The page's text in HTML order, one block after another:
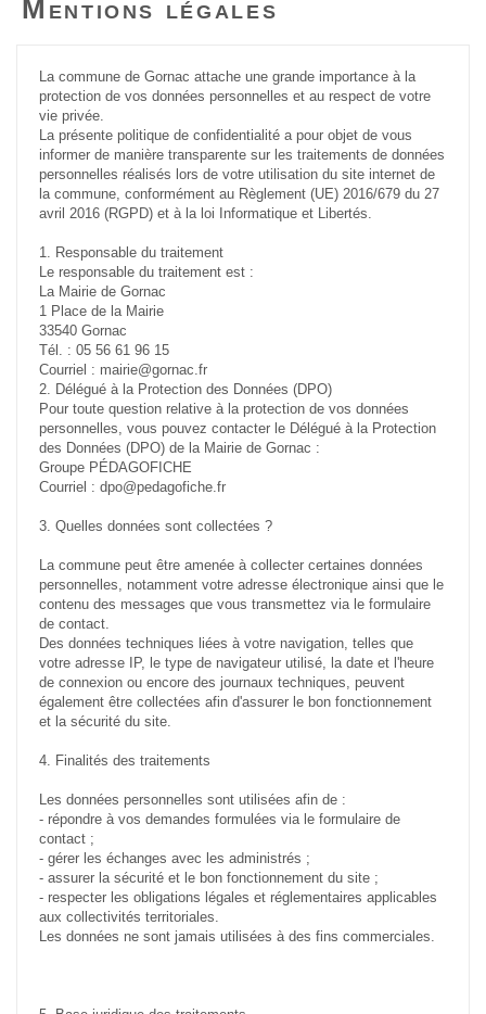
Mentions légales
La commune de Gornac attache une grande importance à la
protection de vos données personnelles et au respect de votre
vie privée.
La présente politique de confidentialité a pour objet de vous
informer de manière transparente sur les traitements de données
personnelles réalisés lors de votre utilisation du site internet de
la commune, conformément au Règlement (UE) 2016/679 du 27
avril 2016 (RGPD) et à la loi Informatique et Libertés.
1. Responsable du traitement
Le responsable du traitement est :
La Mairie de Gornac
1 Place de la Mairie
33540 Gornac
Tél. : 05 56 61 96 15
Courriel : mairie@gornac.fr
2. Délégué à la Protection des Données (DPO)
Pour toute question relative à la protection de vos données
personnelles, vous pouvez contacter le Délégué à la Protection
des Données (DPO) de la Mairie de Gornac :
Groupe PÉDAGOFICHE
Courriel : dpo@pedagofiche.fr
3. Quelles données sont collectées ?
La commune peut être amenée à collecter certaines données
personnelles, notamment votre adresse électronique ainsi que le
contenu des messages que vous transmettez via le formulaire
de contact.
Des données techniques liées à votre navigation, telles que
votre adresse IP, le type de navigateur utilisé, la date et l'heure
de connexion ou encore des journaux techniques, peuvent
également être collectées afin d'assurer le bon fonctionnement
et la sécurité du site.
4. Finalités des traitements
Les données personnelles sont utilisées afin de :
- répondre à vos demandes formulées via le formulaire de
contact ;
- gérer les échanges avec les administrés ;
- assurer la sécurité et le bon fonctionnement du site ;
- respecter les obligations légales et réglementaires applicables
aux collectivités territoriales.
Les données ne sont jamais utilisées à des fins commerciales.